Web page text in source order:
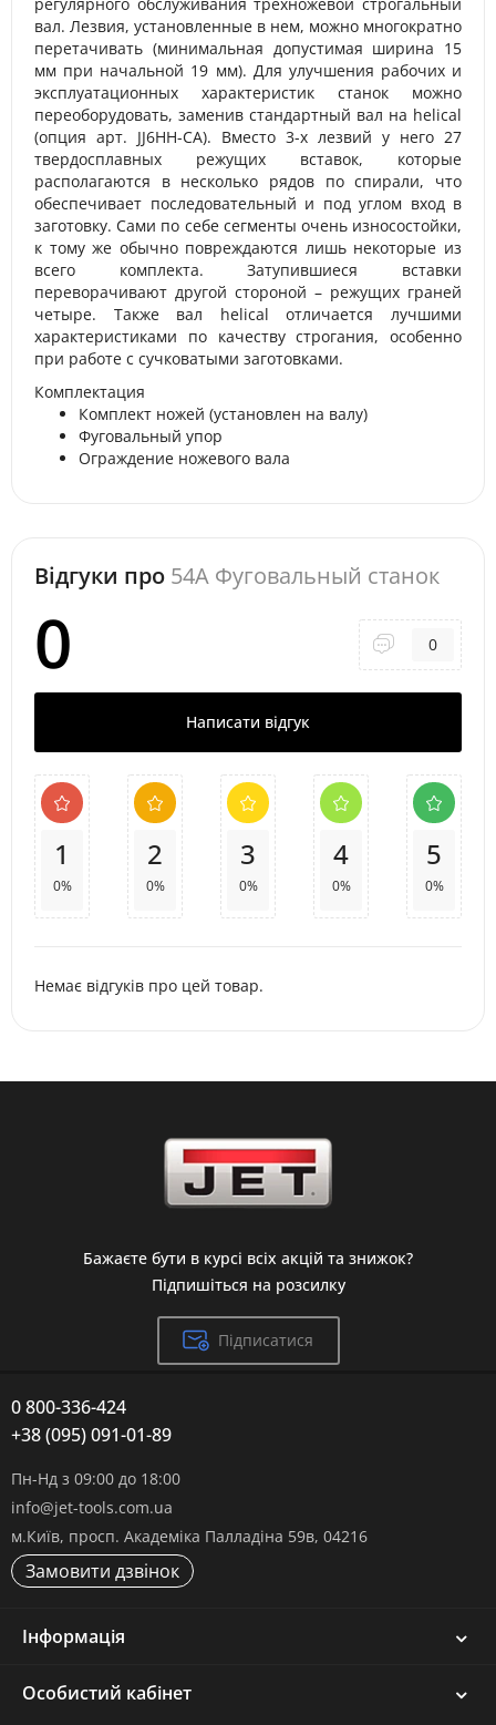
вал. Лезвия, установленные в нем, можно многократно
перетачивать (минимальная допустимая ширина 15
мм при начальной 19 мм). Для улучшения рабочих и
эксплуатационных характеристик станок можно
переоборудовать, заменив стандартный вал на helical
(опция арт. JJ6HH-CA). Вместо 3-х лезвий у него 27
твердосплавных режущих вставок, которые
располагаются в несколько рядов по спирали, что
обеспечивает последовательный и под углом вход в
заготовку. Сами по себе сегменты очень износостойки,
к тому же обычно повреждаются лишь некоторые из
всего комплекта. Затупившиеся вставки
переворачивают другой стороной – режущих граней
четыре. Также вал helical отличается лучшими
характеристиками по качеству строгания, особенно
при работе с сучковатыми заготовками.
Комплектация
Комплект ножей (установлен на валу)
Фуговальный упор
Ограждение ножевого вала
Відгуки про 54A Фуговальный станок
0 0
Написати відгук
1
0%
2
0%
3
0%
4
0%
5
0%
Немає відгуків про цей товар.
Бажаєте бути в курсі всіх акцій та знижок?
Підпишіться на розсилку
Підписатися
0 800-336-424
+38 (095) 091-01-89
Пн-Нд з 09:00 до 18:00
info@jet-tools.com.ua
м.Київ, просп. Академіка Палладіна 59в, 04216
Замовити дзвінок
Інформація
Особистий кабінет